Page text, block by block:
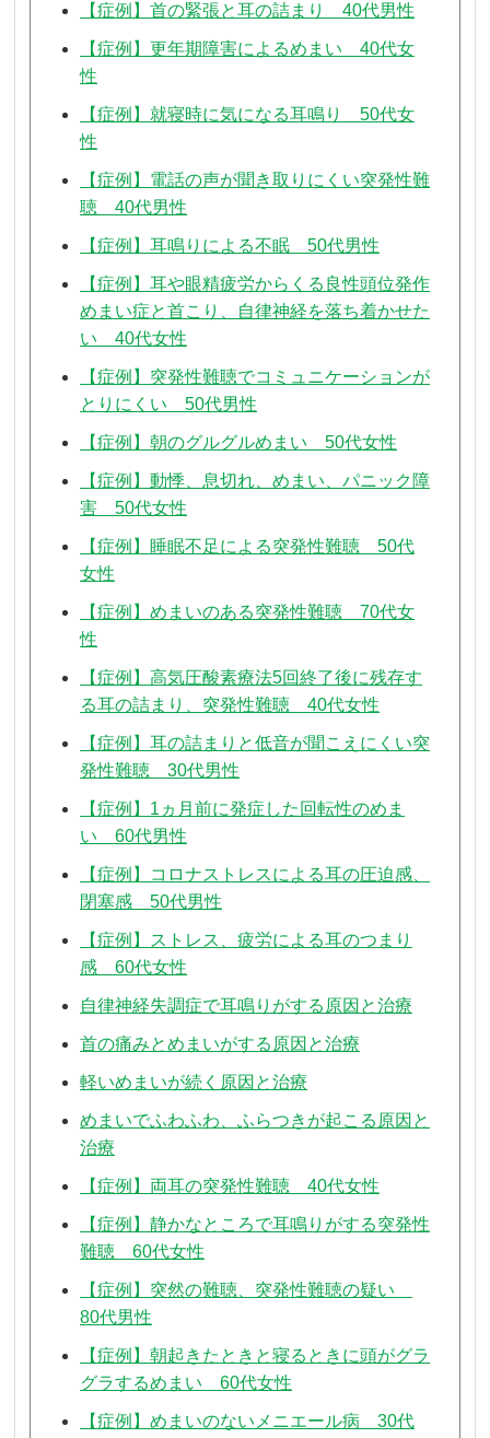
【症例】首の緊張と耳の詰まり 40代男性
【症例】更年期障害によるめまい 40代女
性
【症例】就寝時に気になる耳鳴り 50代女
性
【症例】電話の声が聞き取りにくい突発性難
聴 40代男性
【症例】耳鳴りによる不眠 50代男性
【症例】耳や眼精疲労からくる良性頭位発作
めまい症と首こり、自律神経を落ち着かせた
い 40代女性
【症例】突発性難聴でコミュニケーションが
とりにくい 50代男性
【症例】朝のグルグルめまい 50代女性
【症例】動悸、息切れ、めまい、パニック障
害 50代女性
【症例】睡眠不足による突発性難聴 50代
女性
【症例】めまいのある突発性難聴 70代女
性
【症例】高気圧酸素療法5回終了後に残存す
る耳の詰まり、突発性難聴 40代女性
【症例】耳の詰まりと低音が聞こえにくい突
発性難聴 30代男性
【症例】1ヵ月前に発症した回転性のめま
い 60代男性
【症例】コロナストレスによる耳の圧迫感、
閉塞感 50代男性
【症例】ストレス、疲労による耳のつまり
感 60代女性
自律神経失調症で耳鳴りがする原因と治療
首の痛みとめまいがする原因と治療
軽いめまいが続く原因と治療
めまいでふわふわ、ふらつきが起こる原因と
治療
【症例】両耳の突発性難聴 40代女性
【症例】静かなところで耳鳴りがする突発性
難聴 60代女性
【症例】突然の難聴、突発性難聴の疑い
80代男性
【症例】朝起きたときと寝るときに頭がグラ
グラするめまい 60代女性
【症例】めまいのないメニエール病 30代